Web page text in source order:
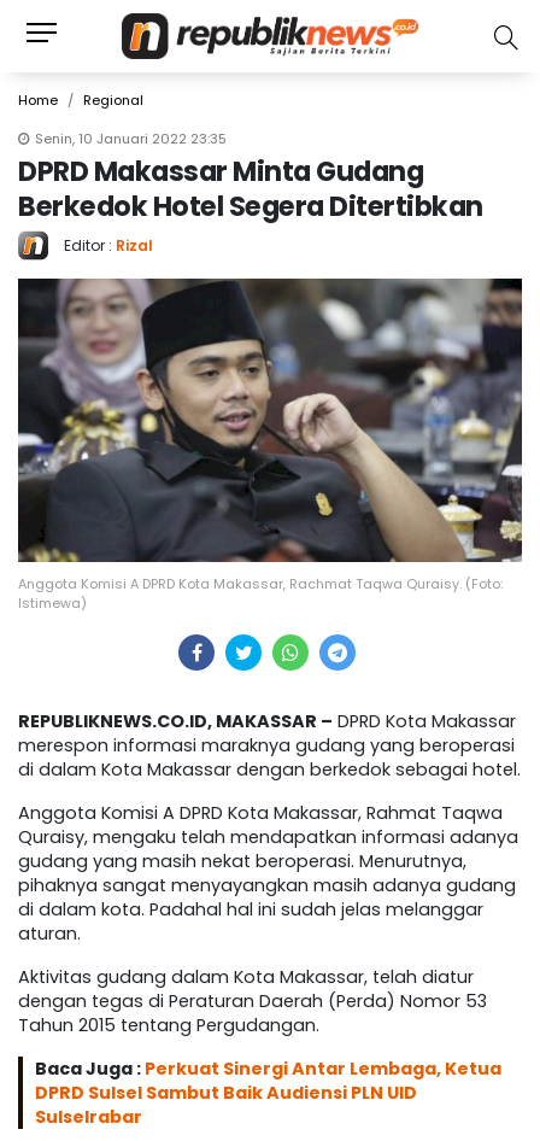
Home
Regional
Senin, 10 Januari 2022 23:35
DPRD Makassar Minta Gudang
Berkedok Hotel Segera Ditertibkan
Editor : Rizal
Anggota Komisi A DPRD Kota Makassar, Rachmat Taqwa Quraisy. (Foto:
Istimewa)
REPUBLIKNEWS.CO.ID, MAKASSAR – DPRD Kota Makassar
merespon informasi maraknya gudang yang beroperasi
di dalam Kota Makassar dengan berkedok sebagai hotel.
Anggota Komisi A DPRD Kota Makassar, Rahmat Taqwa
Quraisy, mengaku telah mendapatkan informasi adanya
gudang yang masih nekat beroperasi. Menurutnya,
pihaknya sangat menyayangkan masih adanya gudang
di dalam kota. Padahal hal ini sudah jelas melanggar
aturan.
Aktivitas gudang dalam Kota Makassar, telah diatur
dengan tegas di Peraturan Daerah (Perda) Nomor 53
Tahun 2015 tentang Pergudangan.
Baca Juga : Perkuat Sinergi Antar Lembaga, Ketua
DPRD Sulsel Sambut Baik Audiensi PLN UID
Sulselrabar